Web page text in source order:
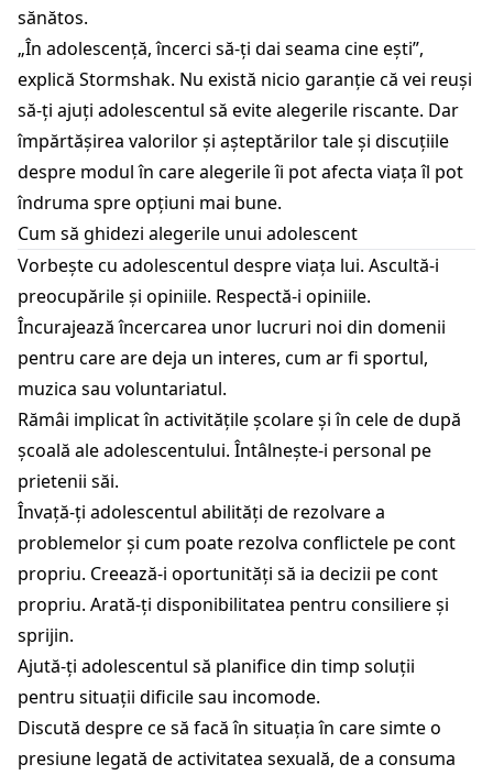
sănătos.
„În adolescență, încerci să-ți dai seama cine ești”,
explică Stormshak. Nu există nicio garanție că vei reuși
să-ți ajuți adolescentul să evite alegerile riscante. Dar
împărtășirea valorilor și așteptărilor tale și discuțiile
despre modul în care alegerile îi pot afecta viața îl pot
îndruma spre opțiuni mai bune.
Cum să ghidezi alegerile unui adolescent
Vorbește cu adolescentul despre viața lui. Ascultă-i
preocupările și opiniile. Respectă-i opiniile.
Încurajează încercarea unor lucruri noi din domenii
pentru care are deja un interes, cum ar fi sportul,
muzica sau voluntariatul.
Rămâi implicat în activitățile școlare și în cele de după
școală ale adolescentului. Întâlnește-i personal pe
prietenii săi.
Învață-ți adolescentul abilități de rezolvare a
problemelor și cum poate rezolva conflictele pe cont
propriu. Creează-i oportunități să ia decizii pe cont
propriu. Arată-ți disponibilitatea pentru consiliere și
sprijin.
Ajută-ți adolescentul să planifice din timp soluții
pentru situații dificile sau incomode.
Discută despre ce să facă în situația în care simte o
presiune legată de activitatea sexuală, de a consuma